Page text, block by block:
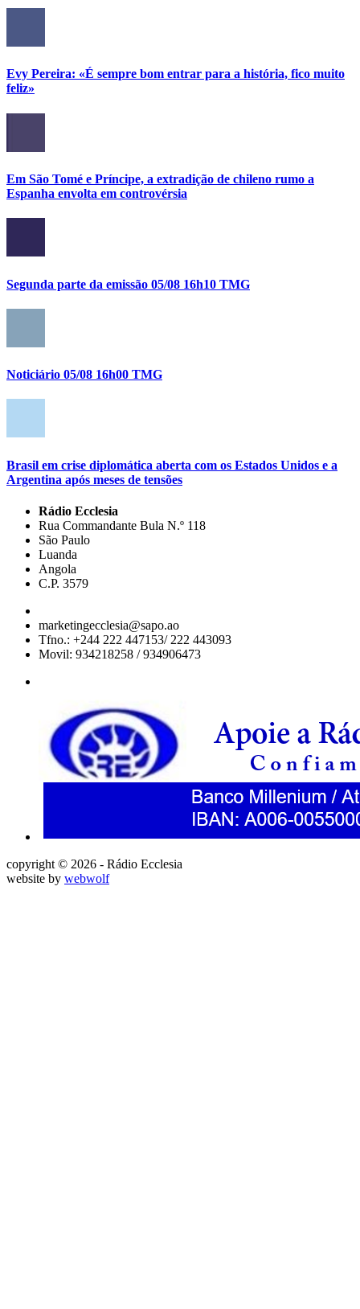
Evy Pereira: «É sempre bom entrar para a história, fico muito
feliz»
Em São Tomé e Príncipe, a extradição de chileno rumo a
Espanha envolta em controvérsia
Segunda parte da emissão 05/08 16h10 TMG
Noticiário 05/08 16h00 TMG
Brasil em crise diplomática aberta com os Estados Unidos e a
Argentina após meses de tensões
Rádio Ecclesia
Rua Commandante Bula N.º 118
São Paulo
Luanda
Angola
C.P. 3579
marketingecclesia@sapo.ao
Tfno.: +244 222 447153/ 222 443093
Movil: 934218258 / 934906473
copyright © 2026 - Rádio Ecclesia
website by webwolf